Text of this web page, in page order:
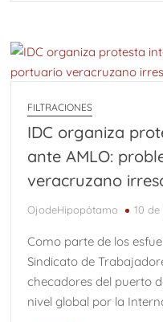
FILTRACIONES
IDC organiza
ante AMLO:
veracruzano
OjodeHipopótamo 10
Como parte de los
Sindicato de
checadores del puerto
nivel global por la